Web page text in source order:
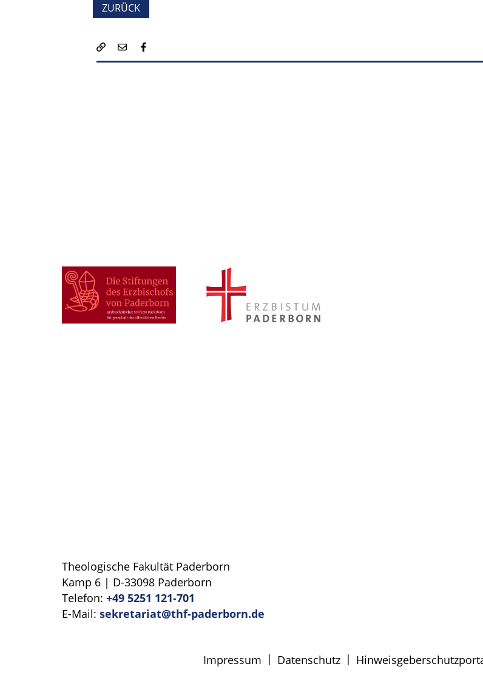
ZURÜCK
Theologische Fakultät Paderborn
Kamp 6 | D-33098 Paderborn
Telefon: +49 5251 121-701
E-Mail: sekretariat@thf-paderborn.de
Impressum | Datenschutz |